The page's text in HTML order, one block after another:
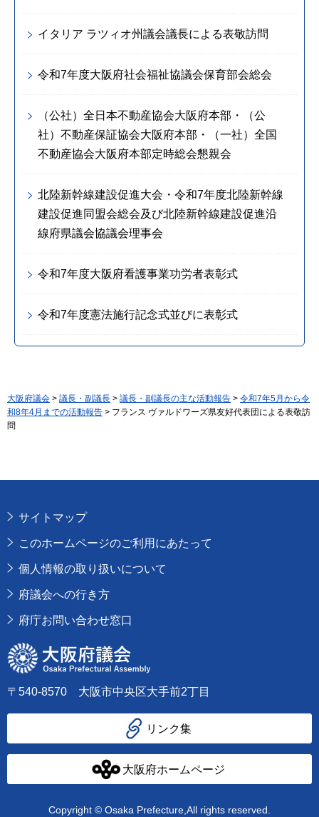
イタリア ラツィオ州議会議長による表敬訪問
令和7年度大阪府社会福祉協議会保育部会総会
（公社）全日本不動産協会大阪府本部・（公
社）不動産保証協会大阪府本部・（一社）全国
不動産協会大阪府本部定時総会懇親会
北陸新幹線建設促進大会・令和7年度北陸新幹線
建設促進同盟会総会及び北陸新幹線建設促進沿
線府県議会協議会理事会
令和7年度大阪府看護事業功労者表彰式
令和7年度憲法施行記念式並びに表彰式
大阪府議会 > 議長・副議長 > 議長・副議長の主な活動報告 > 令和7年5月から令
和8年4月までの活動報告 > フランス ヴァルドワーズ県友好代表団による表敬訪
問
サイトマップ
このホームページのご利用にあたって
個人情報の取り扱いについて
府議会への行き方
府庁お問い合わせ窓口
大阪府議会
〒540-8570 大阪市中央区大手前2丁目
リンク集
大阪府ホームページ
Copyright © Osaka Prefecture,All rights reserved.